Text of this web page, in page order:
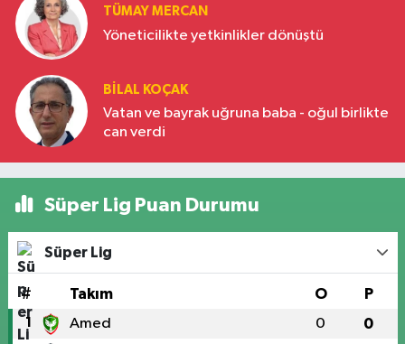
TÜMAY MERCAN
Yöneticilikte yetkinlikler dönüştü
BILAL KOÇAK
Vatan ve bayrak uğruna baba - oğul birlikte
can verdi
Süper Lig Puan Durumu
Süper Lig
# Takım O P
1 Amed 0 0